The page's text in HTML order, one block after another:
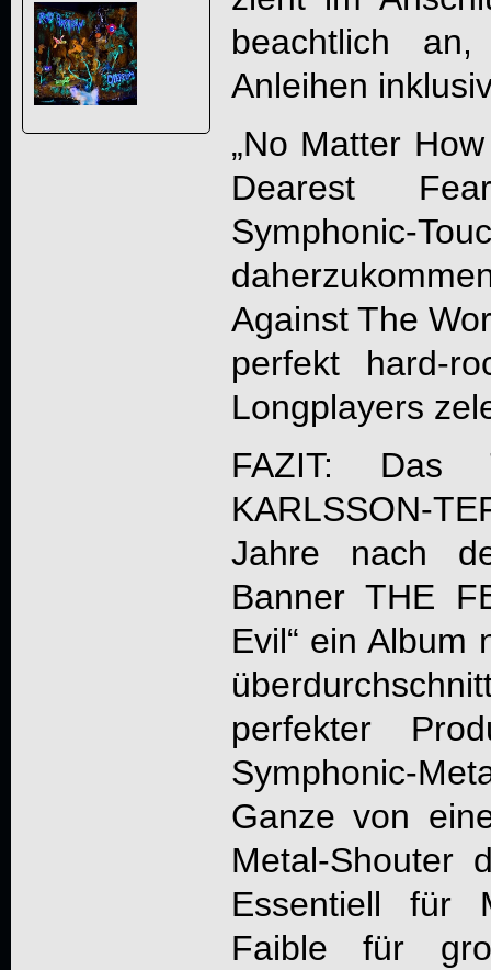
beachtlich
Anleihen
„No Matter
Dearest
Symphonic-
Against The
perfekt hard-
Longplayers
FAZIT: Das
KARLSSON-
Jahre nach
Banner THE
Evil“ ein Album
perfekter
Symphonic-
Ganze von
Metal-Shouter
Essentiell für
Faible für